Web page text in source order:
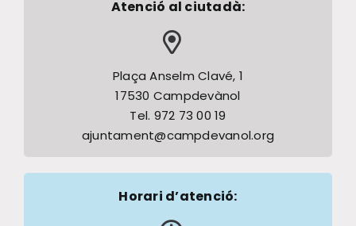
Atenció al ciutadà:
Plaça Anselm Clavé, 1
17530 Campdevànol
Tel. 972 73 00 19
ajuntament@campdevanol.org
Horari d’atenció: